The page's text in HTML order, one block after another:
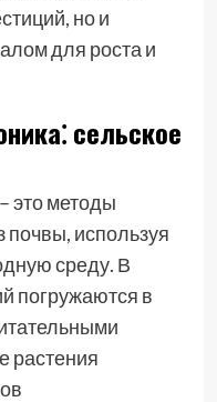
но и
для роста и
сельское
это методы
используя
среду. В
погружаются в
растения